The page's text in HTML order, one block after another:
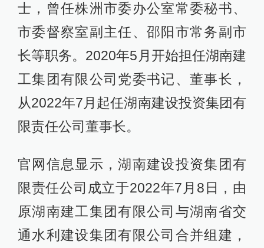
士，曾任株洲市委办公室常委秘书、
市委督察室副主任、邵阳市常务副市
长等职务。2020年5月开始担任湖南建
工集团有限公司党委书记、董事长，
从2022年7月起任湖南建设投资集团有
限责任公司董事长。
官网信息显示，湖南建设投资集团有
限责任公司成立于2022年7月8日，由
原湖南建工集团有限公司与湖南省交
通水利建设集团有限公司合并组建，